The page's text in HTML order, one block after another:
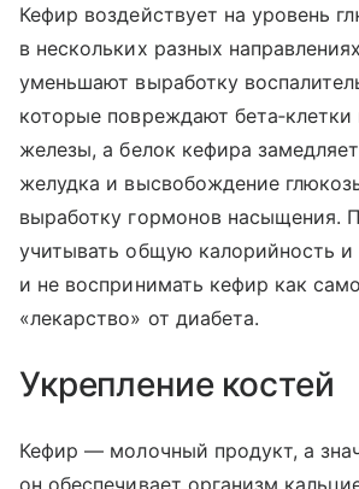
Кефир воздействует на уровень
в нескольких разных
уменьшают выработку
которые повреждают
железы, а белок кефира
желудка и высвобождение
выработку гормонов насыщения.
учитывать общую калорийность и
и не воспринимать кефир как
«лекарство» от диабета.
Укрепление костей
Кефир — молочный продукт, а
он обеспечивает организм